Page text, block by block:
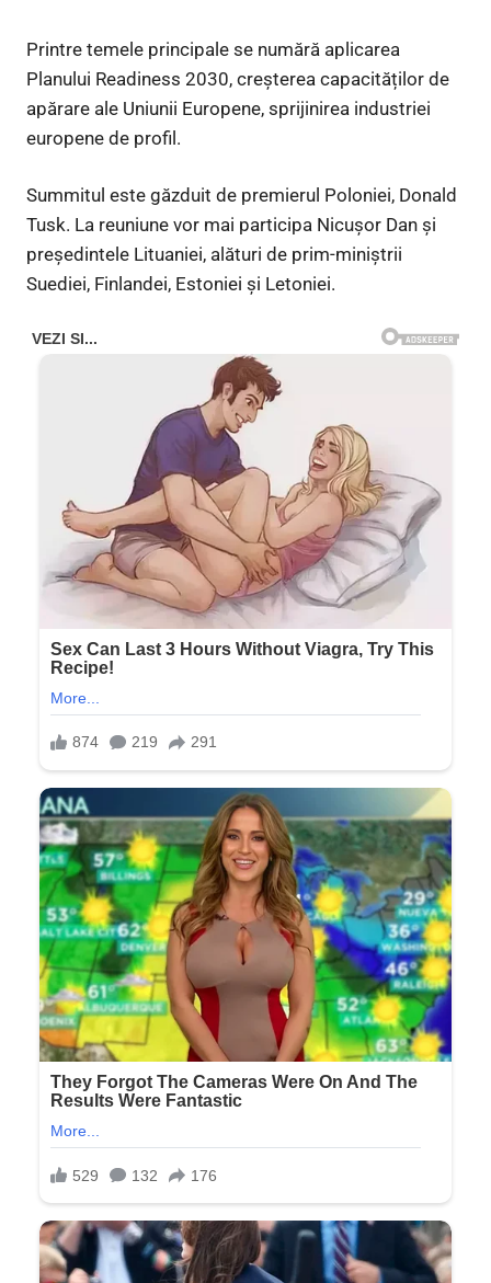
Printre temele principale se numără aplicarea
Planului Readiness 2030, creșterea capacităților de
apărare ale Uniunii Europene, sprijinirea industriei
europene de profil.
Summitul este găzduit de premierul Poloniei, Donald
Tusk. La reuniune vor mai participa Nicușor Dan și
președintele Lituaniei, alături de prim-miniștrii
Suediei, Finlandei, Estoniei și Letoniei.